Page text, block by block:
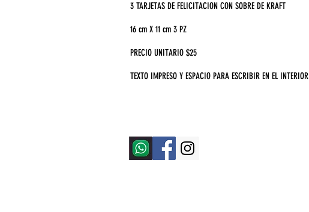
3 TARJETAS DE FELICITACION CON SOBRE DE KRAFT
16 cm X 11 cm 3 PZ
PRECIO UNITARIO $25
TEXTO IMPRESO Y ESPACIO PARA ESCRIBIR EN EL INTERIOR